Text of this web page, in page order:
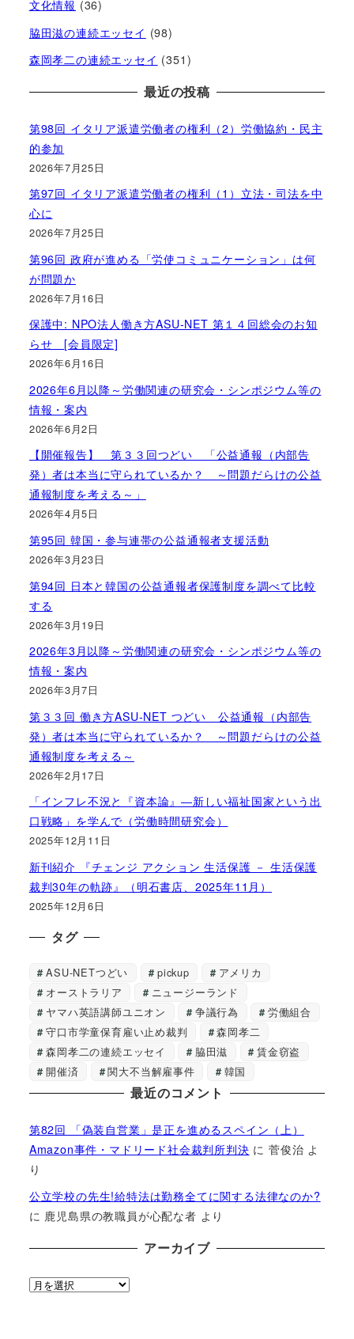
文化情報 (36)
脇田滋の連続エッセイ (98)
森岡孝二の連続エッセイ (351)
最近の投稿
第98回 イタリア派遣労働者の権利（2）労働協約・民主
的参加
2026年7月25日
第97回 イタリア派遣労働者の権利（1）立法・司法を中
心に
2026年7月25日
第96回 政府が進める「労使コミュニケーション」は何
が問題か
2026年7月16日
保護中: NPO法人働き方ASU-NET 第１４回総会のお知
らせ [会員限定]
2026年6月16日
2026年6月以降～労働関連の研究会・シンポジウム等の
情報・案内
2026年6月2日
【開催報告】 第３３回つどい 「公益通報（内部告
発）者は本当に守られているか？ ～問題だらけの公益
通報制度を考える～」
2026年4月5日
第95回 韓国・参与連帯の公益通報者支援活動
2026年3月23日
第94回 日本と韓国の公益通報者保護制度を調べて比較
する
2026年3月19日
2026年3月以降～労働関連の研究会・シンポジウム等の
情報・案内
2026年3月7日
第３３回 働き方ASU-NET つどい 公益通報（内部告
発）者は本当に守られているか？ ～問題だらけの公益
通報制度を考える～
2026年2月17日
「インフレ不況と『資本論』―新しい福祉国家という出
口戦略」を学んで（労働時間研究会）
2025年12月11日
新刊紹介 『チェンジ アクション 生活保護 － 生活保護
裁判30年の軌跡』（明石書店、2025年11月）
2025年12月6日
タグ
ASU-NETつどい pickup
アメリカ
オーストラリア
ニュージーランド
ヤマハ英語講師ユニオン
争議行為
労働組合
守口市学童保育雇い止め裁判
森岡孝二
森岡孝二の連続エッセイ
脇田滋
賃金窃盗
開催済
関大不当解雇事件 韓国
最近のコメント
第82回 「偽装自営業」是正を進めるスペイン（上）
Amazon事件・マドリード社会裁判所判決 に菅俊治 よ
り
公立学校の先生!給特法は勤務全てに関する法律なのか?
に 鹿児島県の教職員が心配な者 より
アーカイブ
ア